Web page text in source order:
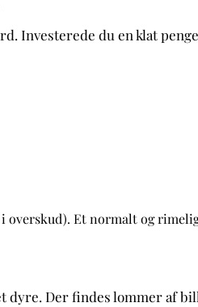
Investerede du en klat
Et normalt og
Der findes lommer af